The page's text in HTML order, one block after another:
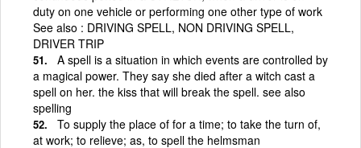
duty on one vehicle or performing one other type of work
See also : DRIVING SPELL, NON DRIVING SPELL,
DRIVER TRIP
A spell is a situation in which events are controlled by
a magical power. They say she died after a witch cast a
spell on her. the kiss that will break the spell. see also
spelling
To supply the place of for a time; to take the turn of,
at work; to relieve; as, to spell the helmsman